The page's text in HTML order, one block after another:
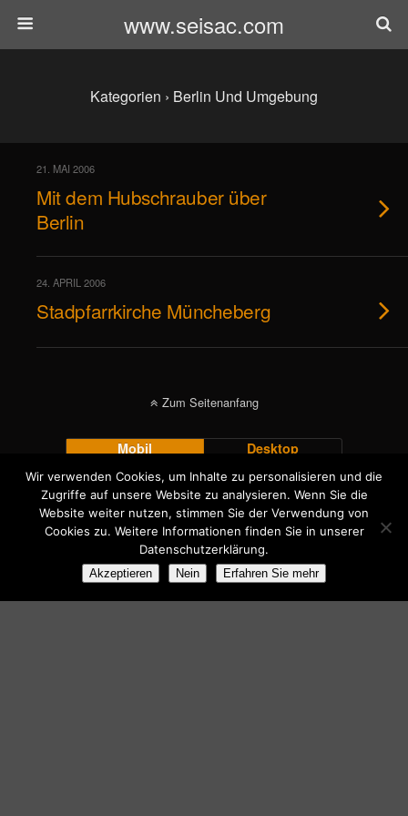
www.seisac.com
Kategorien › Berlin Und Umgebung
21. MAI 2006
Mit dem Hubschrauber über
Berlin
24. APRIL 2006
Stadpfarrkirche Müncheberg
Zum Seitenanfang
Mobil Desktop
Wir verwenden Cookies, um Inhalte zu personalisieren und die
Zugriffe auf unsere Website zu analysieren. Wenn Sie die
Website weiter nutzen, stimmen Sie der Verwendung von
Cookies zu. Weitere Informationen finden Sie in unserer
Datenschutzerklärung.
Akzeptieren Nein Erfahren Sie mehr